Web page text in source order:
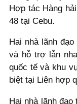
Hợp tác Hàng
48 tại Cebu.
Hai nhà lãnh
và hỗ trợ lẫn
quốc tế và khu
biệt tại Liên hợp
Hai nhà lãnh